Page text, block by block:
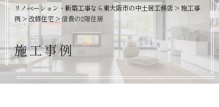
リノベーション・新築工事なら東大阪市の中土居工務店 > 施工事
例 >改修住宅 >信貴の2階住居
施工事例